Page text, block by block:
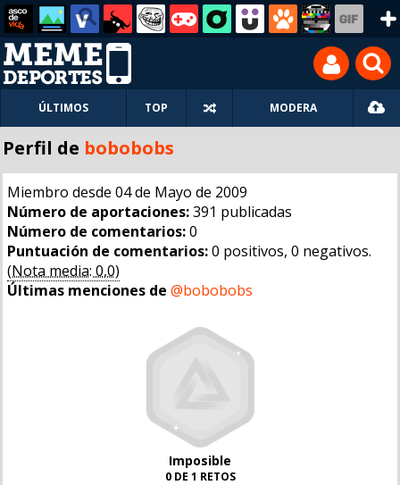
ÚLTIMOS TOP MODERA
Perfil de bobobobs
Miembro desde 04 de Mayo de 2009
Número de aportaciones:391 publicadas
Número de comentarios:0
Puntuación de comentarios:0 positivos, 0 negativos.
(Nota media: 0,0)
Últimas menciones de @bobobobs
Imposible
0 DE 1 RETOS